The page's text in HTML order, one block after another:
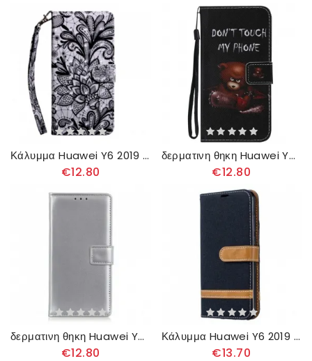
Κάλυμμα Huawei Y6 2019 / Honor 8A Εντελώς Δαντέλα
€12.80
δερματινη θηκη Huawei Y6 2019 / Honor 8A Επικίνδυνη Αρκούδα
€12.80
δερματινη θηκη Huawei Y6 2019 / Honor 8A Απλό Συνθετικό Δέρμα
€12.80
Κάλυμμα Huawei Y6 2019 / Honor 8A με κορδονι Λουράκι Με Εφέ Από Ύφασμα Και Δέρμα
€13.70